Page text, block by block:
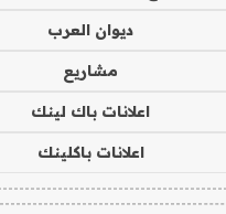
ديوان العرب
مشاريع
اعلانات باك لينك
اعلانات باكلينك